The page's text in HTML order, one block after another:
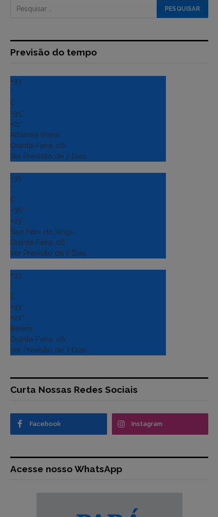
Previsão do tempo
+33
°
C
+35°
+21°
Altamira (Para)
Quinta-Feira, 06
Ver Previsão de 7 Dias
+35
°
C
+36°
+23°
Sao Felix do Xingu
Quinta-Feira, 06
Ver Previsão de 7 Dias
+33
°
C
+33°
+22°
Belém
Quinta-Feira, 06
Ver Previsão de 7 Dias
Curta Nossas Redes Sociais
Facebook Instagram
Acesse nosso WhatsApp